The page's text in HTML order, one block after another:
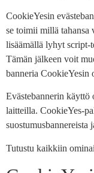
CookieYesin
se toimii millä tahansa
lisäämällä lyhyt script-
Tämän jälkeen voit
banneria CookieYesin
Evästebannerin
laitteilla. CookieYes-
suostumusbannereista
Tutustu kaikkiin